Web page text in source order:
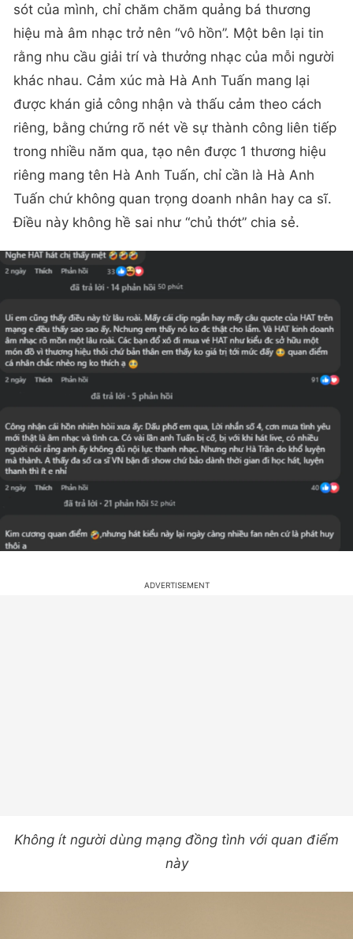
sót của mình, chỉ chăm chăm quảng bá thương
hiệu mà âm nhạc trở nên “vô hồn”. Một bên lại tin
rằng nhu cầu giải trí và thưởng nhạc của mỗi người
khác nhau. Cảm xúc mà Hà Anh Tuấn mang lại
được khán giả công nhận và thấu cảm theo cách
riêng, bằng chứng rõ nét về sự thành công liên tiếp
trong nhiều năm qua, tạo nên được 1 thương hiệu
riêng mang tên Hà Anh Tuấn, chỉ cần là Hà Anh
Tuấn chứ không quan trọng doanh nhân hay ca sĩ.
Điều này không hề sai như “chủ thớt” chia sẻ.
Không ít người dùng mạng đồng tình với quan điểm
này